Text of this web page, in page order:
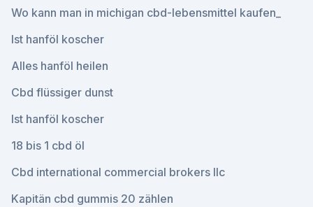
Wo kann man in michigan cbd-lebensmittel kaufen_
Ist hanföl koscher
Alles hanföl heilen
Cbd flüssiger dunst
Ist hanföl koscher
18 bis 1 cbd öl
Cbd international commercial brokers llc
Kapitän cbd gummis 20 zählen